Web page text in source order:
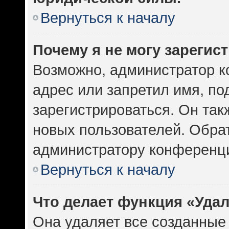
Вернуться к началу
Почему я не могу
Возможно, администратор
адрес или запретил имя,
зарегистрироваться. Он
новых пользователей.
администратору
Вернуться к началу
Что делает функция
Она удаляет все